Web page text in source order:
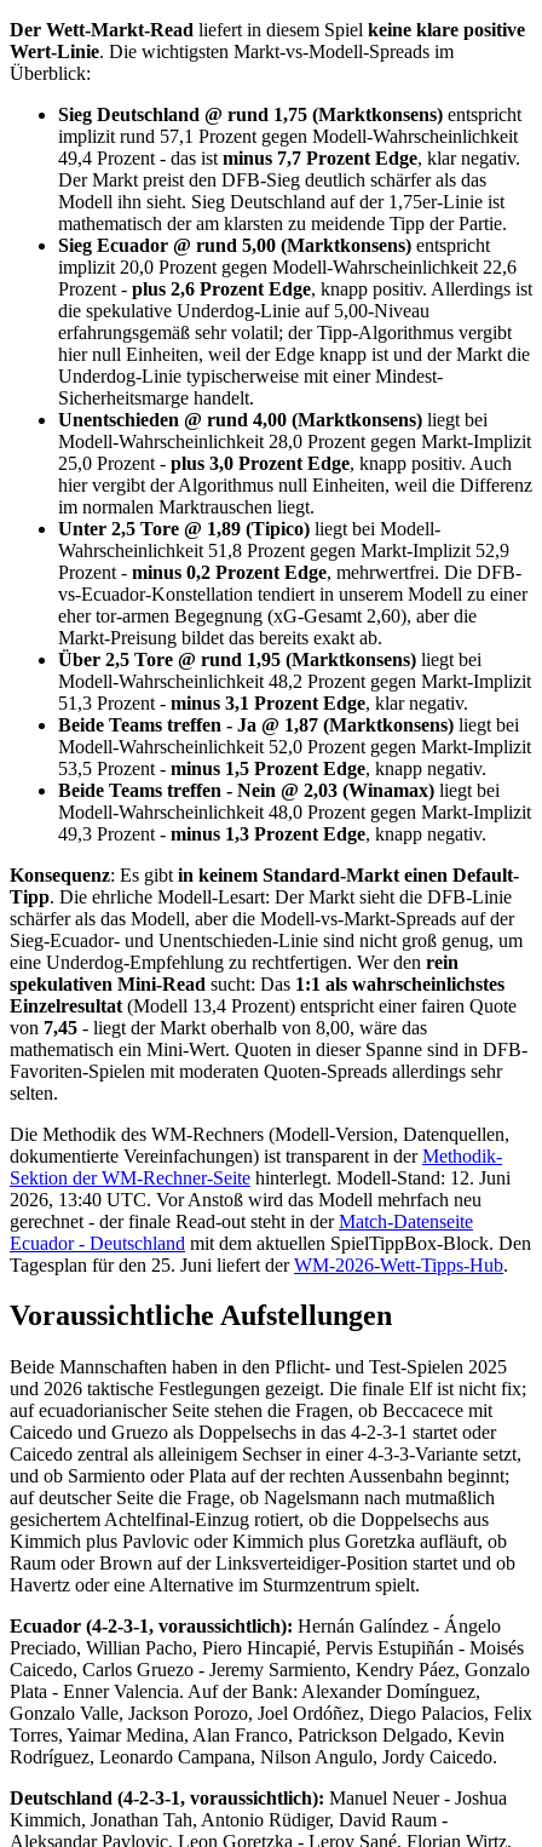
Der Wett-Markt-Read liefert in diesem Spiel keine klare positive
Wert-Linie. Die wichtigsten Markt-vs-Modell-Spreads im
Überblick:
Sieg Deutschland @ rund 1,75 (Marktkonsens) entspricht
implizit rund 57,1 Prozent gegen Modell-Wahrscheinlichkeit
49,4 Prozent - das ist minus 7,7 Prozent Edge, klar negativ.
Der Markt preist den DFB-Sieg deutlich schärfer als das
Modell ihn sieht. Sieg Deutschland auf der 1,75er-Linie ist
mathematisch der am klarsten zu meidende Tipp der Partie.
Sieg Ecuador @ rund 5,00 (Marktkonsens) entspricht
implizit 20,0 Prozent gegen Modell-Wahrscheinlichkeit 22,6
Prozent - plus 2,6 Prozent Edge, knapp positiv. Allerdings ist
die spekulative Underdog-Linie auf 5,00-Niveau
erfahrungsgemäß sehr volatil; der Tipp-Algorithmus vergibt
hier null Einheiten, weil der Edge knapp ist und der Markt die
Underdog-Linie typischerweise mit einer Mindest-
Sicherheitsmarge handelt.
Unentschieden @ rund 4,00 (Marktkonsens) liegt bei
Modell-Wahrscheinlichkeit 28,0 Prozent gegen Markt-Implizit
25,0 Prozent - plus 3,0 Prozent Edge, knapp positiv. Auch
hier vergibt der Algorithmus null Einheiten, weil die Differenz
im normalen Marktrauschen liegt.
Unter 2,5 Tore @ 1,89 (Tipico) liegt bei Modell-
Wahrscheinlichkeit 51,8 Prozent gegen Markt-Implizit 52,9
Prozent - minus 0,2 Prozent Edge, mehrwertfrei. Die DFB-
vs-Ecuador-Konstellation tendiert in unserem Modell zu einer
eher tor-armen Begegnung (xG-Gesamt 2,60), aber die
Markt-Preisung bildet das bereits exakt ab.
Über 2,5 Tore @ rund 1,95 (Marktkonsens) liegt bei
Modell-Wahrscheinlichkeit 48,2 Prozent gegen Markt-Implizit
51,3 Prozent - minus 3,1 Prozent Edge, klar negativ.
Beide Teams treffen - Ja @ 1,87 (Marktkonsens) liegt bei
Modell-Wahrscheinlichkeit 52,0 Prozent gegen Markt-Implizit
53,5 Prozent - minus 1,5 Prozent Edge, knapp negativ.
Beide Teams treffen - Nein @ 2,03 (Winamax) liegt bei
Modell-Wahrscheinlichkeit 48,0 Prozent gegen Markt-Implizit
49,3 Prozent - minus 1,3 Prozent Edge, knapp negativ.
Konsequenz: Es gibt in keinem Standard-Markt einen Default-
Tipp. Die ehrliche Modell-Lesart: Der Markt sieht die DFB-Linie
schärfer als das Modell, aber die Modell-vs-Markt-Spreads auf der
Sieg-Ecuador- und Unentschieden-Linie sind nicht groß genug, um
eine Underdog-Empfehlung zu rechtfertigen. Wer den rein
spekulativen Mini-Read sucht: Das 1:1 als wahrscheinlichstes
Einzelresultat (Modell 13,4 Prozent) entspricht einer fairen Quote
von 7,45 - liegt der Markt oberhalb von 8,00, wäre das
mathematisch ein Mini-Wert. Quoten in dieser Spanne sind in DFB-
Favoriten-Spielen mit moderaten Quoten-Spreads allerdings sehr
selten.
Die Methodik des WM-Rechners (Modell-Version, Datenquellen,
dokumentierte Vereinfachungen) ist transparent in derMethodik-
Sektion der WM-Rechner-Seite hinterlegt. Modell-Stand: 12. Juni
2026, 13:40 UTC. Vor Anstoß wird das Modell mehrfach neu
gerechnet - der finale Read-out steht in derMatch-Datenseite
Ecuador - Deutschland mit dem aktuellen SpielTippBox-Block. Den
Tagesplan für den 25. Juni liefert derWM-2026-Wett-Tipps-Hub.
Voraussichtliche Aufstellungen
Beide Mannschaften haben in den Pflicht- und Test-Spielen 2025
und 2026 taktische Festlegungen gezeigt. Die finale Elf ist nicht fix;
auf ecuadorianischer Seite stehen die Fragen, ob Beccacece mit
Caicedo und Gruezo als Doppelsechs in das 4-2-3-1 startet oder
Caicedo zentral als alleinigem Sechser in einer 4-3-3-Variante setzt,
und ob Sarmiento oder Plata auf der rechten Aussenbahn beginnt;
auf deutscher Seite die Frage, ob Nagelsmann nach mutmaßlich
gesichertem Achtelfinal-Einzug rotiert, ob die Doppelsechs aus
Kimmich plus Pavlovic oder Kimmich plus Goretzka aufläuft, ob
Raum oder Brown auf der Linksverteidiger-Position startet und ob
Havertz oder eine Alternative im Sturmzentrum spielt.
Ecuador (4-2-3-1, voraussichtlich): Hernán Galíndez - Ángelo
Preciado, Willian Pacho, Piero Hincapié, Pervis Estupiñán - Moisés
Caicedo, Carlos Gruezo - Jeremy Sarmiento, Kendry Páez, Gonzalo
Plata - Enner Valencia. Auf der Bank: Alexander Domínguez,
Gonzalo Valle, Jackson Porozo, Joel Ordóñez, Diego Palacios, Felix
Torres, Yaimar Medina, Alan Franco, Patrickson Delgado, Kevin
Rodríguez, Leonardo Campana, Nilson Angulo, Jordy Caicedo.
Deutschland (4-2-3-1, voraussichtlich): Manuel Neuer - Joshua
Kimmich, Jonathan Tah, Antonio Rüdiger, David Raum -
Aleksandar Pavlovic, Leon Goretzka - Leroy Sané, Florian Wirtz,